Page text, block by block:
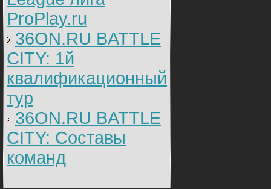
ProPlay.ru
36ON.RU BATTLE
CITY: 1й
квалификационный
тур
36ON.RU BATTLE
CITY: Составы
команд